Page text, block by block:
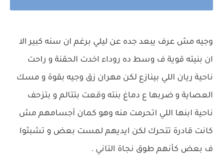
وجيه مش عرف يبعد جده عن ليلي برغم ان سنه كبير الا
ان بنيته قوية ف وسط ده روداء اخدت الحقنة و راحت
ناحية ريان اللي بينازع لكن مهران زق وجيه بقوة و مسك
العصاية و ضربها ع دماغ بنته وقعت بتتالم و بتزحف
ناحية ابنها اللي اتحرمت منه وهو كمان أجسامهم مش
كانت قادرة تتحرك لكن ايديهم لمست بعض و تشبثوا
ف بعض كأنهم طوق نجاة التاني .